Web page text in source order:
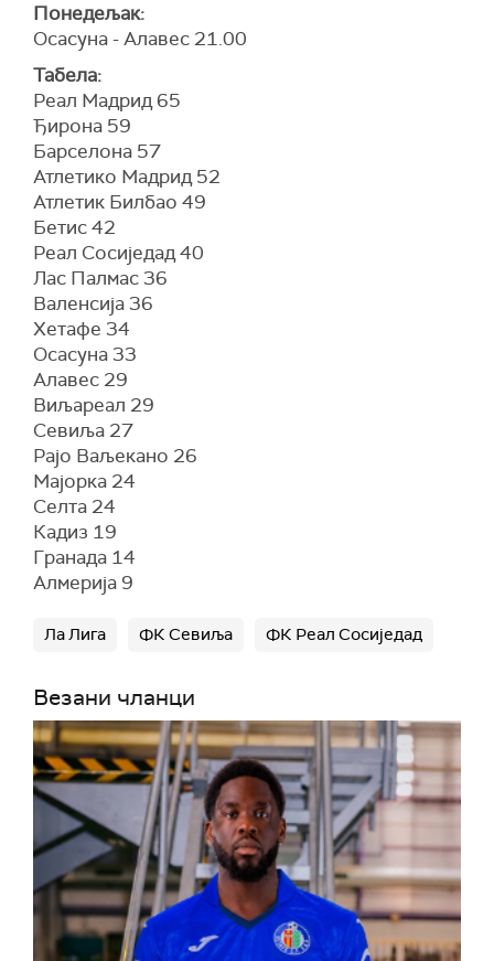
Понедељак:
Осасуна - Алавес 21.00
Табела:
Реал Мадрид 65
Ђирона 59
Барселона 57
Атлетико Мадрид 52
Атлетик Билбао 49
Бетис 42
Реал Сосиједад 40
Лас Палмас 36
Валенсија 36
Хетафе 34
Осасуна 33
Алавес 29
Виљареал 29
Севиља 27
Рајо Ваљекано 26
Мајорка 24
Селта 24
Кадиз 19
Гранада 14
Алмерија 9
Ла Лига ФК Севиља ФК Реал Сосиједад
Везани чланци